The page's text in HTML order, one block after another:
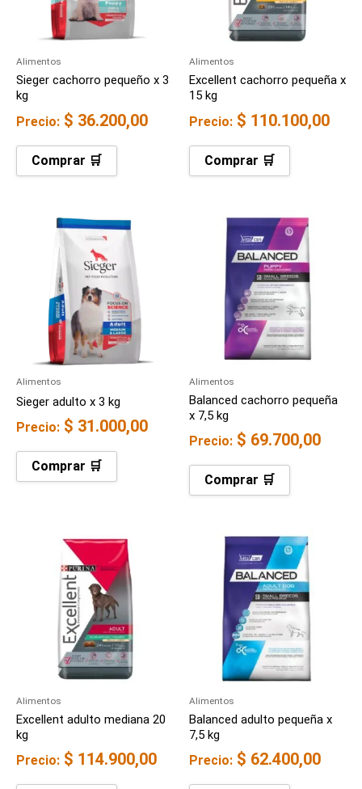
Alimentos
Sieger cachorro pequeño x 3
kg
Precio: $ 36.200,00
Comprar 🛒
Alimentos
Excellent cachorro pequeña x
15 kg
Precio: $ 110.100,00
Comprar 🛒
Alimentos
Sieger adulto x 3 kg
Precio: $ 31.000,00
Comprar 🛒
Alimentos
Balanced cachorro pequeña
x 7,5 kg
Precio: $ 69.700,00
Comprar 🛒
Alimentos
Excellent adulto mediana 20
kg
Precio: $ 114.900,00
Alimentos
Balanced adulto pequeña x
7,5 kg
Precio: $ 62.400,00